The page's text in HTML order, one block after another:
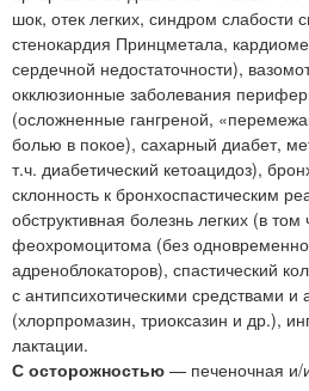
шок, отек легких, синдром слабости
стенокардия Принцметала,
сердечной недостаточности),
окклюзионные заболевания
(осложненные гангреной,
болью в покое), сахарный диабет,
т.ч. диабетический кетоацидоз),
склонность к бронхоспастическим
обструктивная болезнь легких (в
феохромоцитома (без
адреноблокаторов), спастический
с антипсихотическими средствами и
(хлорпромазин, триоксазин и др.),
лактации.
С осторожностью — печеночная и/